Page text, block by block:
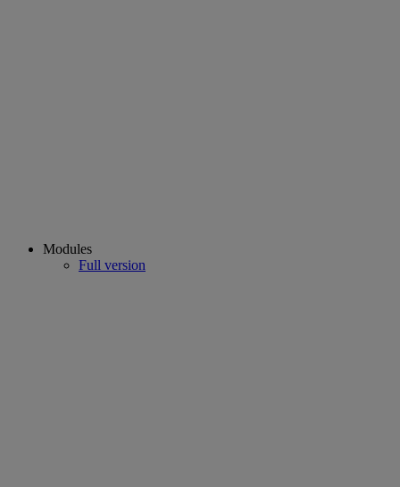
Modules
Full version